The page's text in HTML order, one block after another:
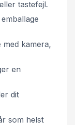
tastefejl.
kamera,
en
dit
som helst